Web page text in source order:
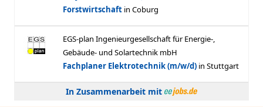
In Zusammenarbeit mit